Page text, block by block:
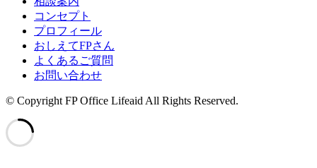
コンセプト
プロフィール
おしえてFPさん
よくあるご質問
お問い合わせ
© Copyright FP Office Lifeaid All Rights Reserved.